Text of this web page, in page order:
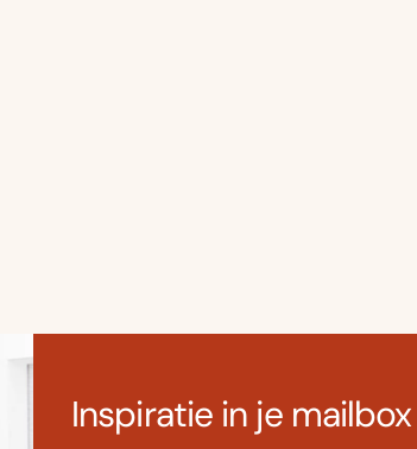
Inspiratie in je mailbox